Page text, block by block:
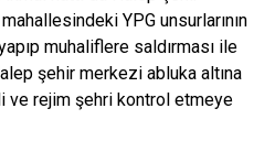
YPG unsurlarının
muhaliflere saldırması ile
şehir merkezi abluka altına
ve rejim şehri kontrol etmeye